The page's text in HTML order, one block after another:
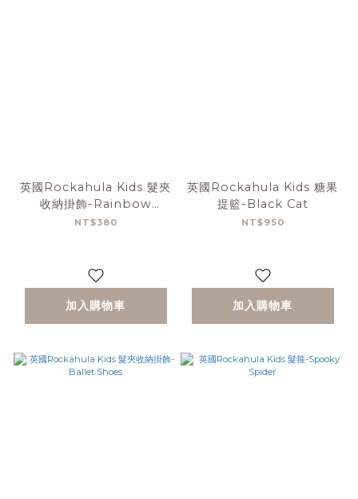
英國Rockahula Kids 髮夾
收納掛飾-Rainbow
Unicorn
NT$380
加入購物車
英國Rockahula Kids 糖果
提籃-Black Cat
NT$950
加入購物車